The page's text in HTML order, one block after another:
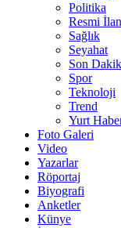
Politika
Resmi İlan
Sağlık
Seyahat
Son
Spor
Teknoloji
Trend
Yurt
Foto Galeri
Video
Yazarlar
Röportaj
Biyografi
Anketler
Künye